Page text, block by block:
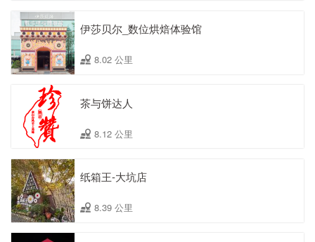
伊莎贝尔_数位烘焙体验馆
8.02 公里
茶与饼达人
8.12 公里
纸箱王-大坑店
8.39 公里